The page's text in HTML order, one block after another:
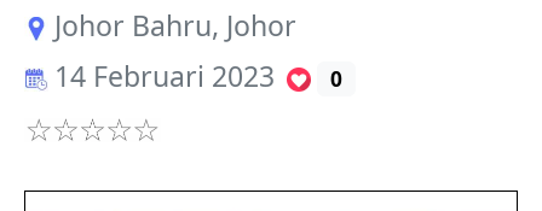
Johor Bahru, Johor
14 Februari 2023
0